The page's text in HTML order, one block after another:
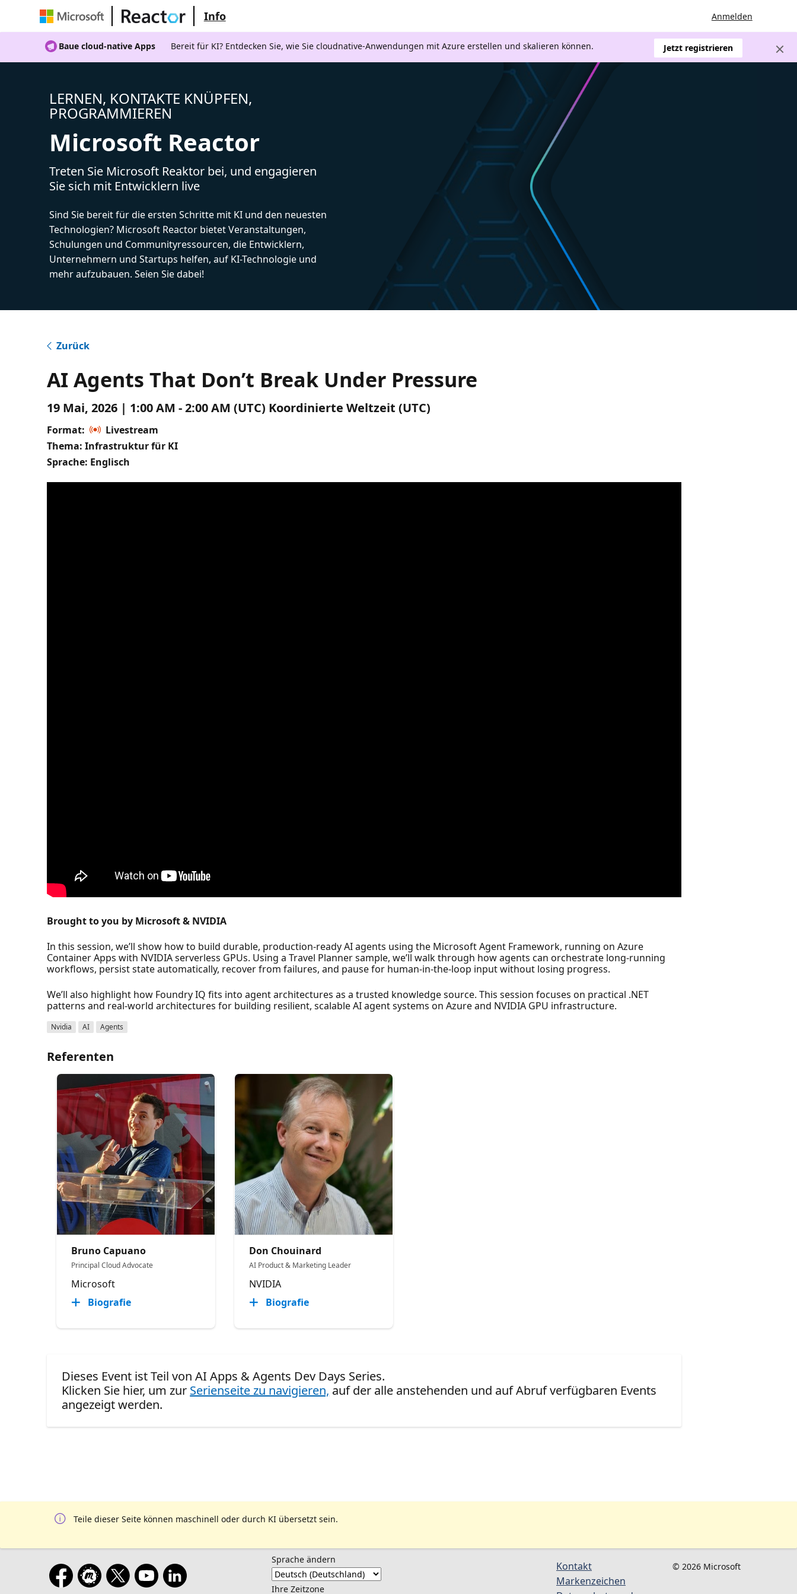
Info Anmelden
Baue cloud-native Apps Bereit für KI? Entdecken Sie, wie Sie cloudnative-Anwendungen mit Azure erstellen und skalieren können. Jetzt registrieren
LERNEN, KONTAKTE KNÜPFEN,
PROGRAMMIEREN
Microsoft Reactor
Treten Sie Microsoft Reaktor bei, und engagieren
Sie sich mit Entwicklern live
Sind Sie bereit für die ersten Schritte mit KI und den neuesten
Technologien? Microsoft Reactor bietet Veranstaltungen,
Schulungen und Communityressourcen, die Entwicklern,
Unternehmern und Startups helfen, auf KI-Technologie und
mehr aufzubauen. Seien Sie dabei!
Zurück
AI Agents That Don’t Break Under Pressure
19 Mai, 2026 | 1:00 AM - 2:00 AM (UTC) Koordinierte Weltzeit (UTC)
Format:
Livestream
Thema: Infrastruktur für KI
Sprache: Englisch
Brought to you by Microsoft & NVIDIA
In this session, we’ll show how to build durable, production‑ready AI agents using the Microsoft Agent Framework, running on Azure
Container Apps with NVIDIA serverless GPUs. Using a Travel Planner sample, we’ll walk through how agents can orchestrate long‑running
workflows, persist state automatically, recover from failures, and pause for human‑in‑the‑loop input without losing progress.
We’ll also highlight how Foundry IQ fits into agent architectures as a trusted knowledge source. This session focuses on practical .NET
patterns and real‑world architectures for building resilient, scalable AI agent systems on Azure and NVIDIA GPU infrastructure.
Nvidia AI Agents
Referenten
Bruno Capuano
Principal Cloud Advocate
Microsoft
Biografie
Don Chouinard
AI Product & Marketing Leader
NVIDIA
Biografie
Dieses Event ist Teil von AI Apps & Agents Dev Days Series.
Klicken Sie hier, um zur Serienseite zu navigieren, auf der alle anstehenden und auf Abruf verfügbaren Events
angezeigt werden.
Teile dieser Seite können maschinell oder durch KI übersetzt sein.
Sprache ändern
Ihre Zeitzone
Kontakt
Markenzeichen
© 2026 Microsoft